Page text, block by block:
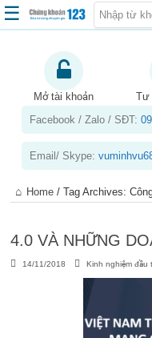
Trang chủ
Kiến thức chứng khoán
Kinh nghiệm đầu tư
Sản phẩm – dịch vụ
Chứng khoán phái sinh
☰
Mở tài khoản Tư
Facebook / Zalo / SĐT:
Email/ Skype:
Home /Tag Archives:
4.0 VÀ NHỮNG
14/11/2018 Kinh nghiệm đầu